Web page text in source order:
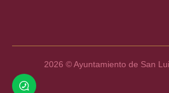
2026 © Ayuntamiento de San